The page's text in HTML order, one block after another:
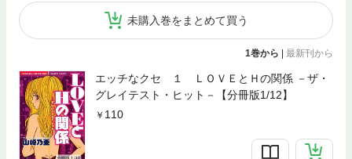
未購入巻をまとめて買う
1巻から | 最新刊から
エッチなクセ １ ＬＯＶＥとＨの関係 －ザ・
グレイテスト・ヒット－【分冊版1/12】
110